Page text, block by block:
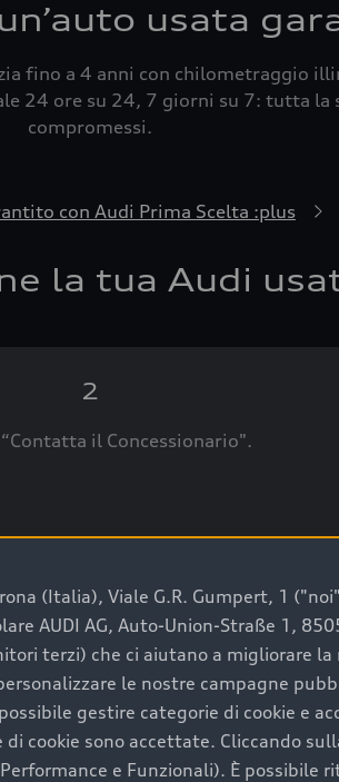
(Italia), Viale G.R. Gumpert, 1
AUDI AG, Auto-Union-Straße 1,
terzi) che ci aiutano a migliorare la
le nostre campagne
gestire categorie di cookie e
cookie sono accettate. Cliccando
e Funzionali). È possibile
usata
fino a 4 anni con chilometraggio
24 ore su 24, 7 giorni su 7: tutta la
compromessi.
con Audi Prima Scelta :plus
la tua Audi
2
“Contatta il Concessionario".
Audi
e sostenibilità. Per fare un
offre l’auto usata perfetta tramite